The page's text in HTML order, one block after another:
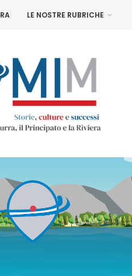
LE NOSTRE RUBRICHE